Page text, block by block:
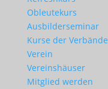
Obleutekurs
Ausbilderseminar
Kurse der Verbände
Verein
Vereinshäuser
Mitglied werden